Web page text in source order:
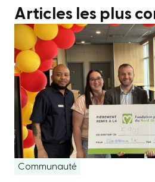
Articles les plus
Communauté